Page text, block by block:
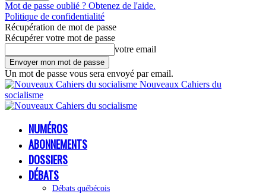
Mot de passe oublié ? Obtenez de l'aide.
Politique de confidentialité
Récupération de mot de passe
Récupérer votre mot de passe
votre email
Un mot de passe vous sera envoyé par email.
Nouveaux Cahiers du
socialisme
NUMÉROS
ABONNEMENTS
DOSSIERS
DÉBATS
Débats québécois